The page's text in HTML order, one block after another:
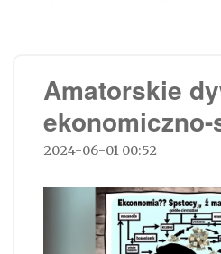
Amatorskie
ekonomiczno-
2024-06-01 00:52